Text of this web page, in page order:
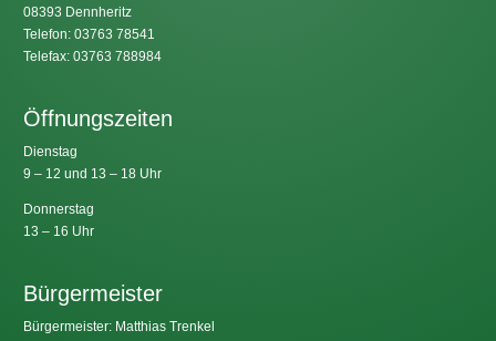
08393 Dennheritz
Telefon: 03763 78541
Telefax: 03763 788984
Öffnungszeiten
Dienstag
9 – 12 und 13 – 18 Uhr
Donnerstag
13 – 16 Uhr
Bürgermeister
Bürgermeister: Matthias Trenkel